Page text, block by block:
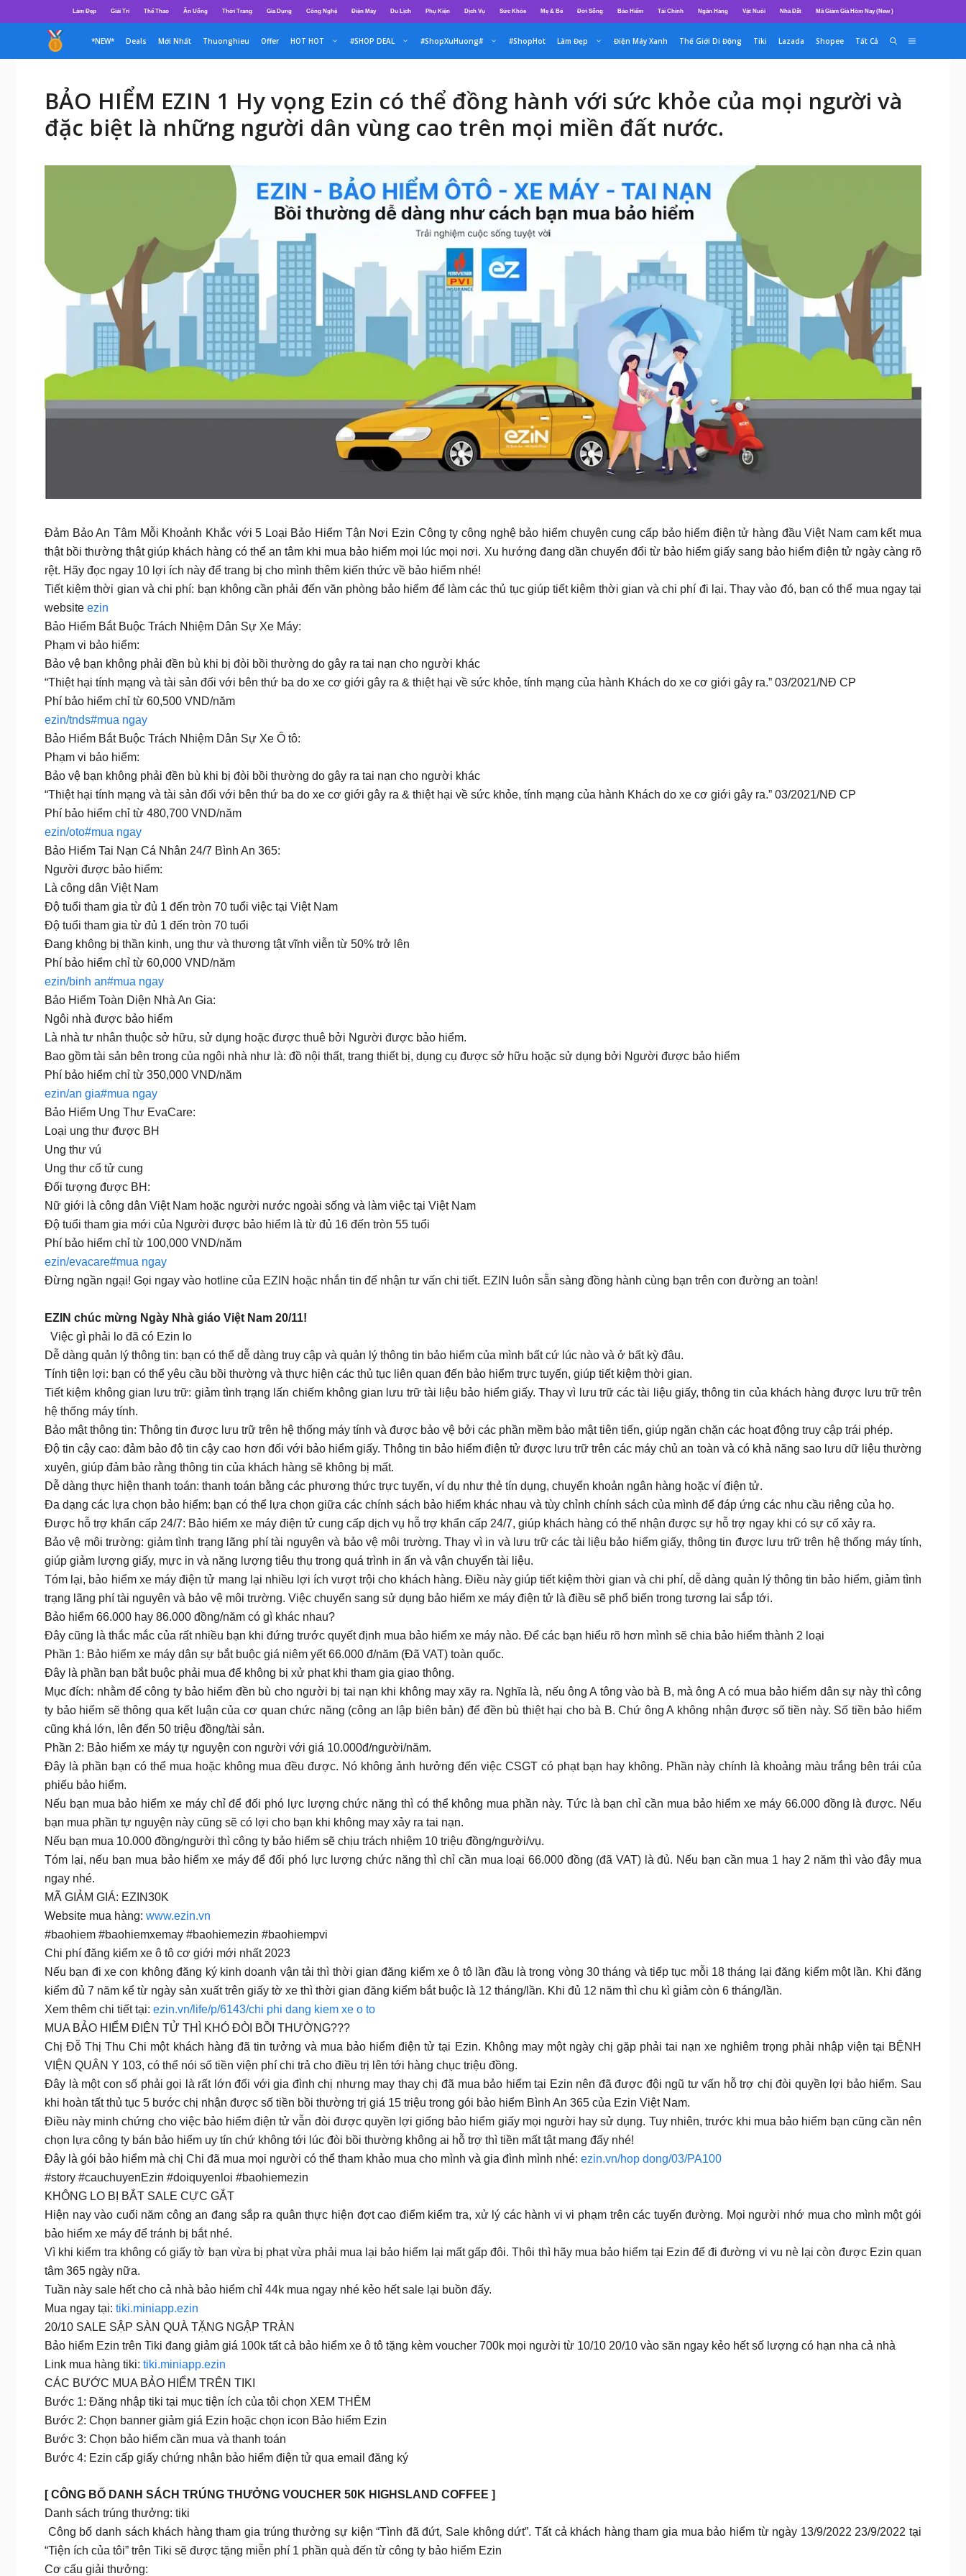
đến
dung
Làm Đẹp Giải Trí Thể Thao Ăn Uống Thời Trang Gia Dụng Công Nghệ Điện Máy Du Lịch Phụ Kiện Dịch Vụ Sức Khỏe Mẹ & Bé Đời Sống Bảo Hiểm Tài Chính Ngân Hàng Vật Nuôi Nhà Đất Mã Giảm Giá Hôm Nay (New )
*NEW* Deals Mới Nhất Thuonghieu Offer HOT HOT #SHOP DEAL #ShopXuHuong# #ShopHot Làm Đẹp Điện Máy Xanh Thế Giới Di Động Tiki Lazada Shopee Tất Cả
BẢO HIỂM EZIN 1 Hy vọng Ezin có thể đồng hành với sức khỏe của mọi người và
đặc biệt là những người dân vùng cao trên mọi miền đất nước.
Đảm Bảo An Tâm Mỗi Khoảnh Khắc với 5 Loại Bảo Hiểm Tận Nơi Ezin Công ty công nghệ bảo hiểm chuyên cung cấp bảo hiểm điện tử hàng đầu Việt Nam cam kết mua
thật bồi thường thật giúp khách hàng có thể an tâm khi mua bảo hiểm mọi lúc mọi nơi. Xu hướng đang dần chuyển đổi từ bảo hiểm giấy sang bảo hiểm điện tử ngày càng rõ
rệt. Hãy đọc ngay 10 lợi ích này để trang bị cho mình thêm kiến thức về bảo hiểm nhé!
Tiết kiệm thời gian và chi phí: bạn không cần phải đến văn phòng bảo hiểm để làm các thủ tục giúp tiết kiệm thời gian và chi phí đi lại. Thay vào đó, bạn có thể mua ngay tại
website ezin
Bảo Hiểm Bắt Buộc Trách Nhiệm Dân Sự Xe Máy:
Phạm vi bảo hiểm:
Bảo vệ bạn không phải đền bù khi bị đòi bồi thường do gây ra tai nạn cho người khác
“Thiệt hại tính mạng và tài sản đối với bên thứ ba do xe cơ giới gây ra & thiệt hại về sức khỏe, tính mạng của hành Khách do xe cơ giới gây ra.” 03/2021/NĐ CP
Phí bảo hiểm chỉ từ 60,500 VND/năm
ezin/tnds#mua ngay
Bảo Hiểm Bắt Buộc Trách Nhiệm Dân Sự Xe Ô tô:
Phạm vi bảo hiểm:
Bảo vệ bạn không phải đền bù khi bị đòi bồi thường do gây ra tai nạn cho người khác
“Thiệt hại tính mạng và tài sản đối với bên thứ ba do xe cơ giới gây ra & thiệt hại về sức khỏe, tính mạng của hành Khách do xe cơ giới gây ra.” 03/2021/NĐ CP
Phí bảo hiểm chỉ từ 480,700 VND/năm
ezin/oto#mua ngay
Bảo Hiểm Tai Nạn Cá Nhân 24/7 Bình An 365:
Người được bảo hiểm:
Là công dân Việt Nam
Độ tuổi tham gia từ đủ 1 đến tròn 70 tuổi việc tại Việt Nam
Độ tuổi tham gia từ đủ 1 đến tròn 70 tuổi
Đang không bị thần kinh, ung thư và thương tật vĩnh viễn từ 50% trở lên
Phí bảo hiểm chỉ từ 60,000 VND/năm
ezin/binh an#mua ngay
Bảo Hiểm Toàn Diện Nhà An Gia:
Ngôi nhà được bảo hiểm
Là nhà tư nhân thuộc sở hữu, sử dụng hoặc được thuê bởi Người được bảo hiểm.
Bao gồm tài sản bên trong của ngôi nhà như là: đồ nội thất, trang thiết bị, dụng cụ được sở hữu hoặc sử dụng bởi Người được bảo hiểm
Phí bảo hiểm chỉ từ 350,000 VND/năm
ezin/an gia#mua ngay
Bảo Hiểm Ung Thư EvaCare:
Loại ung thư được BH
Ung thư vú
Ung thư cổ tử cung
Đối tượng được BH:
Nữ giới là công dân Việt Nam hoặc người nước ngoài sống và làm việc tại Việt Nam
Độ tuổi tham gia mới của Người được bảo hiểm là từ đủ 16 đến tròn 55 tuổi
Phí bảo hiểm chỉ từ 100,000 VND/năm
ezin/evacare#mua ngay
Đừng ngần ngại! Gọi ngay vào hotline của EZIN hoặc nhắn tin để nhận tư vấn chi tiết. EZIN luôn sẵn sàng đồng hành cùng bạn trên con đường an toàn!
EZIN chúc mừng Ngày Nhà giáo Việt Nam 20/11!
Việc gì phải lo đã có Ezin lo
Dễ dàng quản lý thông tin: bạn có thể dễ dàng truy cập và quản lý thông tin bảo hiểm của mình bất cứ lúc nào và ở bất kỳ đâu.
Tính tiện lợi: bạn có thể yêu cầu bồi thường và thực hiện các thủ tục liên quan đến bảo hiểm trực tuyến, giúp tiết kiệm thời gian.
Tiết kiệm không gian lưu trữ: giảm tình trạng lấn chiếm không gian lưu trữ tài liệu bảo hiểm giấy. Thay vì lưu trữ các tài liệu giấy, thông tin của khách hàng được lưu trữ trên
hệ thống máy tính.
Bảo mật thông tin: Thông tin được lưu trữ trên hệ thống máy tính và được bảo vệ bởi các phần mềm bảo mật tiên tiến, giúp ngăn chặn các hoạt động truy cập trái phép.
Độ tin cậy cao: đảm bảo độ tin cậy cao hơn đối với bảo hiểm giấy. Thông tin bảo hiểm điện tử được lưu trữ trên các máy chủ an toàn và có khả năng sao lưu dữ liệu thường
xuyên, giúp đảm bảo rằng thông tin của khách hàng sẽ không bị mất.
Dễ dàng thực hiện thanh toán: thanh toán bằng các phương thức trực tuyến, ví dụ như thẻ tín dụng, chuyển khoản ngân hàng hoặc ví điện tử.
Đa dạng các lựa chọn bảo hiểm: bạn có thể lựa chọn giữa các chính sách bảo hiểm khác nhau và tùy chỉnh chính sách của mình để đáp ứng các nhu cầu riêng của họ.
Được hỗ trợ khẩn cấp 24/7: Bảo hiểm xe máy điện tử cung cấp dịch vụ hỗ trợ khẩn cấp 24/7, giúp khách hàng có thể nhận được sự hỗ trợ ngay khi có sự cố xảy ra.
Bảo vệ môi trường: giảm tình trạng lãng phí tài nguyên và bảo vệ môi trường. Thay vì in và lưu trữ các tài liệu bảo hiểm giấy, thông tin được lưu trữ trên hệ thống máy tính,
giúp giảm lượng giấy, mực in và năng lượng tiêu thụ trong quá trình in ấn và vận chuyển tài liệu.
Tóm lại, bảo hiểm xe máy điện tử mang lại nhiều lợi ích vượt trội cho khách hàng. Điều này giúp tiết kiệm thời gian và chi phí, dễ dàng quản lý thông tin bảo hiểm, giảm tình
trạng lãng phí tài nguyên và bảo vệ môi trường. Việc chuyển sang sử dụng bảo hiểm xe máy điện tử là điều sẽ phổ biến trong tương lai sắp tới.
Bảo hiểm 66.000 hay 86.000 đồng/năm có gì khác nhau?
Đây cũng là thắc mắc của rất nhiều bạn khi đứng trước quyết định mua bảo hiểm xe máy nào. Để các bạn hiểu rõ hơn mình sẽ chia bảo hiểm thành 2 loại
Phần 1: Bảo hiểm xe máy dân sự bắt buộc giá niêm yết 66.000 đ/năm (Đã VAT) toàn quốc.
Đây là phần bạn bắt buộc phải mua để không bị xử phạt khi tham gia giao thông.
Mục đích: nhằm để công ty bảo hiểm đền bù cho người bị tai nạn khi không may xãy ra. Nghĩa là, nếu ông A tông vào bà B, mà ông A có mua bảo hiểm dân sự này thì công
ty bảo hiểm sẽ thông qua kết luận của cơ quan chức năng (công an lập biên bản) để đền bù thiệt hại cho bà B. Chứ ông A không nhận được số tiền này. Số tiền bảo hiểm
cũng khá lớn, lên đến 50 triệu đồng/tài sản.
Phần 2: Bảo hiểm xe máy tự nguyện con người với giá 10.000đ/người/năm.
Đây là phần bạn có thể mua hoặc không mua đều được. Nó không ảnh hưởng đến việc CSGT có phạt bạn hay không. Phần này chính là khoảng màu trắng bên trái của
phiếu bảo hiểm.
Nếu bạn mua bảo hiểm xe máy chỉ để đối phó lực lượng chức năng thì có thể không mua phần này. Tức là bạn chỉ cần mua bảo hiểm xe máy 66.000 đồng là được. Nếu
bạn mua phần tự nguyện này cũng sẽ có lợi cho bạn khi không may xảy ra tai nạn.
Nếu bạn mua 10.000 đồng/người thì công ty bảo hiểm sẽ chịu trách nhiệm 10 triệu đồng/người/vụ.
Tóm lại, nếu bạn mua bảo hiểm xe máy để đối phó lực lượng chức năng thì chỉ cần mua loại 66.000 đồng (đã VAT) là đủ. Nếu bạn cần mua 1 hay 2 năm thì vào đây mua
ngay nhé.
MÃ GIẢM GIÁ: EZIN30K
Website mua hàng: www.ezin.vn
#baohiem #baohiemxemay #baohiemezin #baohiempvi
Chi phí đăng kiểm xe ô tô cơ giới mới nhất 2023
Nếu bạn đi xe con không đăng ký kinh doanh vận tải thì thời gian đăng kiểm xe ô tô lần đầu là trong vòng 30 tháng và tiếp tục mỗi 18 tháng lại đăng kiểm một lần. Khi đăng
kiểm đủ 7 năm kể từ ngày sản xuất trên giấy tờ xe thì thời gian đăng kiểm bắt buộc là 12 tháng/lần. Khi đủ 12 năm thì chu kì giảm còn 6 tháng/lần.
Xem thêm chi tiết tại: ezin.vn/life/p/6143/chi phi dang kiem xe o to
MUA BẢO HIỂM ĐIỆN TỬ THÌ KHÓ ĐÒI BỒI THƯỜNG???
Chị Đỗ Thị Thu Chi một khách hàng đã tin tưởng và mua bảo hiểm điện tử tại Ezin. Không may một ngày chị gặp phải tai nạn xe nghiêm trọng phải nhập viện tại BỆNH
VIỆN QUÂN Y 103, có thể nói số tiền viện phí chi trả cho điều trị lên tới hàng chục triệu đồng.
Đây là một con số phải gọi là rất lớn đối với gia đình chị nhưng may thay chị đã mua bảo hiểm tại Ezin nên đã được đội ngũ tư vấn hỗ trợ chị đòi quyền lợi bảo hiểm. Sau
khi hoàn tất thủ tục 5 bước chị nhận được số tiền bồi thường trị giá 15 triệu trong gói bảo hiểm Bình An 365 của Ezin Việt Nam.
Điều này minh chứng cho việc bảo hiểm điện tử vẫn đòi được quyền lợi giống bảo hiểm giấy mọi người hay sử dụng. Tuy nhiên, trước khi mua bảo hiểm bạn cũng cần nên
chọn lựa công ty bán bảo hiểm uy tín chứ không tới lúc đòi bồi thường không ai hỗ trợ thì tiền mất tật mang đấy nhé!
Đây là gói bảo hiểm mà chị Chi đã mua mọi người có thể tham khảo mua cho mình và gia đình mình nhé: ezin.vn/hop dong/03/PA100
#story #cauchuyenEzin #doiquyenloi #baohiemezin
KHÔNG LO BỊ BẮT SALE CỰC GẮT
Hiện nay vào cuối năm công an đang sắp ra quân thực hiện đợt cao điểm kiểm tra, xử lý các hành vi vi phạm trên các tuyến đường. Mọi người nhớ mua cho mình một gói
bảo hiểm xe máy để tránh bị bắt nhé.
Vì khi kiểm tra không có giấy tờ bạn vừa bị phạt vừa phải mua lại bảo hiểm lại mất gấp đôi. Thôi thì hãy mua bảo hiểm tại Ezin để đi đường vi vu nè lại còn được Ezin quan
tâm 365 ngày nữa.
Tuần này sale hết cho cả nhà bảo hiểm chỉ 44k mua ngay nhé kẻo hết sale lại buồn đấy.
Mua ngay tại: tiki.miniapp.ezin
20/10 SALE SẬP SÀN QUÀ TẶNG NGẬP TRÀN
Bảo hiểm Ezin trên Tiki đang giảm giá 100k tất cả bảo hiểm xe ô tô tặng kèm voucher 700k mọi người từ 10/10 20/10 vào săn ngay kẻo hết số lượng có hạn nha cả nhà
Link mua hàng tiki: tiki.miniapp.ezin
CÁC BƯỚC MUA BẢO HIỂM TRÊN TIKI
Bước 1: Đăng nhập tiki tại mục tiện ích của tôi chọn XEM THÊM
Bước 2: Chọn banner giảm giá Ezin hoặc chọn icon Bảo hiểm Ezin
Bước 3: Chọn bảo hiểm cần mua và thanh toán
Bước 4: Ezin cấp giấy chứng nhận bảo hiểm điện tử qua email đăng ký
[ CÔNG BỐ DANH SÁCH TRÚNG THƯỞNG VOUCHER 50K HIGHSLAND COFFEE ]️ ️
Danh sách trúng thưởng: tiki
️ Công bố danh sách khách hàng tham gia trúng thưởng sự kiện “Tình đã đứt, Sale không dứt”. Tất cả khách hàng tham gia mua bảo hiểm từ ngày 13/9/2022 23/9/2022 tại
“Tiện ích của tôi” trên Tiki sẽ được tặng miễn phí 1 phần quà đến từ công ty bảo hiểm Ezin
Cơ cấu giải thưởng: